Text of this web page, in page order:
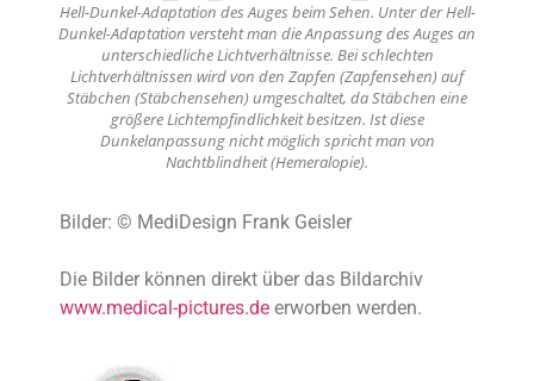
Hell-Dunkel-Adaptation des Auges beim Sehen. Unter der Hell-
Dunkel-Adaptation versteht man die Anpassung des Auges an
unterschiedliche Lichtverhältnisse. Bei schlechten
Lichtverhältnissen wird von den Zapfen (Zapfensehen) auf
Stäbchen (Stäbchensehen) umgeschaltet, da Stäbchen eine
größere Lichtempfindlichkeit besitzen. Ist diese
Dunkelanpassung nicht möglich spricht man von
Nachtblindheit (Hemeralopie).
Bilder: © MediDesign Frank Geisler
Die Bilder können direkt über das Bildarchiv
www.medical-pictures.de erworben werden.